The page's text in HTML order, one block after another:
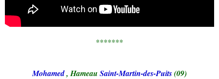
*******
Mohamed, Hameau Saint-Martin-des-Puits(09)